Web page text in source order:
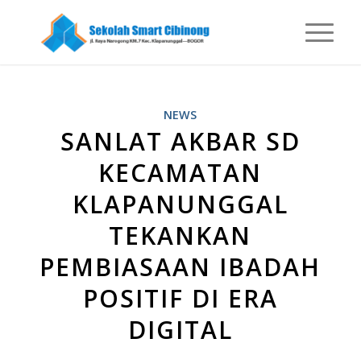
NEWS
SANLAT AKBAR SD
KECAMATAN
KLAPANUNGGAL
TEKANKAN
PEMBIASAAN IBADAH
POSITIF DI ERA
DIGITAL